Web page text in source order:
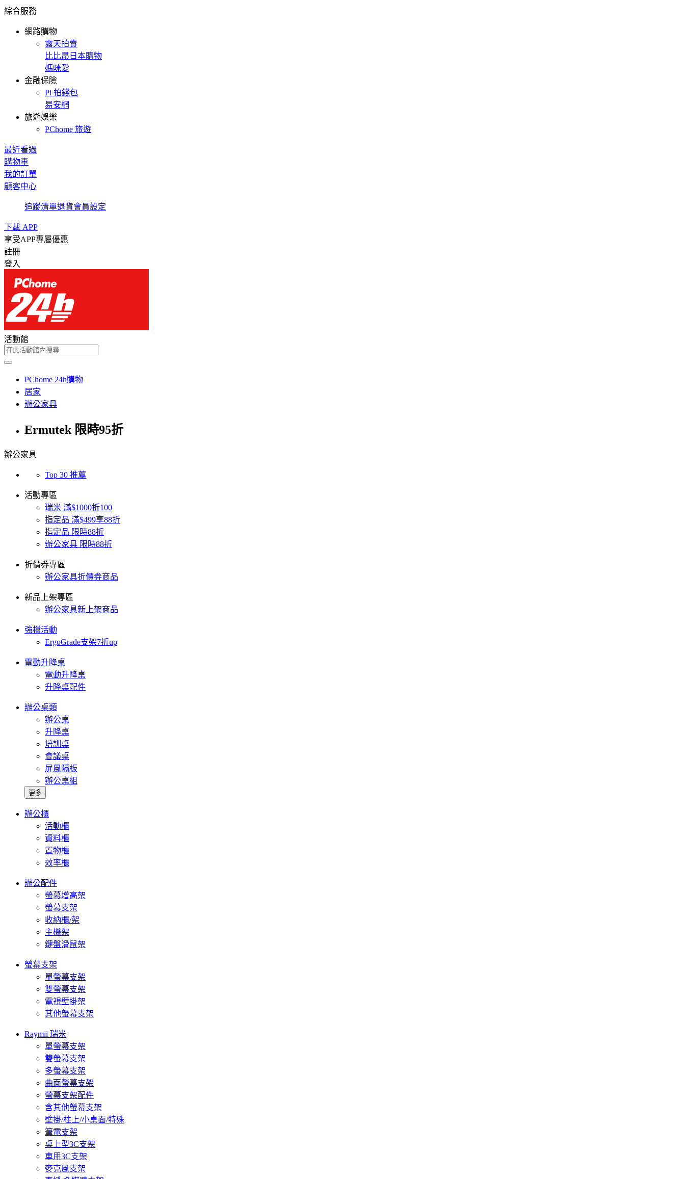
綜合服務
網路購物
露天拍賣
比比昂日本購物
媽咪愛
金融保險
Pi 拍錢包
易安網
旅遊娛樂
PChome 旅遊
最近看過
購物車
我的訂單
顧客中心
追蹤清單退貨會員設定
下載 APP
享受APP專屬優惠
註冊
登入
活動館
PChome 24h購物
居家
辦公家具
Ermutek 限時95折
辦公家具
Top 30 推薦
活動專區
瑞米 滿$1000折100
指定品 滿$499享88折
指定品 限時88折
辦公家具 限時88折
折價券專區
辦公家具折價券商品
新品上架專區
辦公家具新上架商品
強檔活動
ErgoGrade支架7折up
電動升降桌
電動升降桌
升降桌配件
辦公桌類
辦公桌
升降桌
培訓桌
會議桌
屏風隔板
辦公桌組
更多
辦公櫃
活動櫃
資料櫃
置物櫃
效率櫃
辦公配件
螢幕增高架
螢幕支架
收納櫃/架
主機架
鍵盤滑鼠架
螢幕支架
單螢幕支架
雙螢幕支架
電視壁掛架
其他螢幕支架
Raymii 瑞米
單螢幕支架
雙螢幕支架
多螢幕支架
曲面螢幕支架
螢幕支架配件
含其他螢幕支架
壁掛/柱上/小桌面/特殊
筆電支架
桌上型3C支架
車用3C支架
麥克風支架